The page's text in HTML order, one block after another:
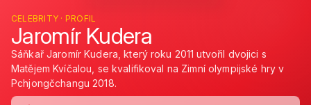
CELEBRITY · PROFIL
Jaromír Kudera
Sáňkař Jaromír Kudera, který roku 2011 utvořil dvojici s
Matějem Kvíčalou, se kvalifikoval na Zimní olympijské hry v
Pchjongčchangu 2018.